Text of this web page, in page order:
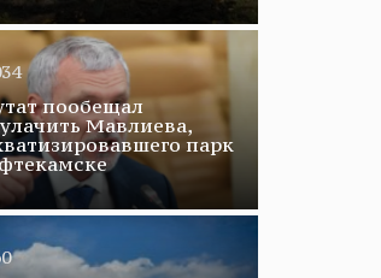
пообещал
Мавлиева,
парк